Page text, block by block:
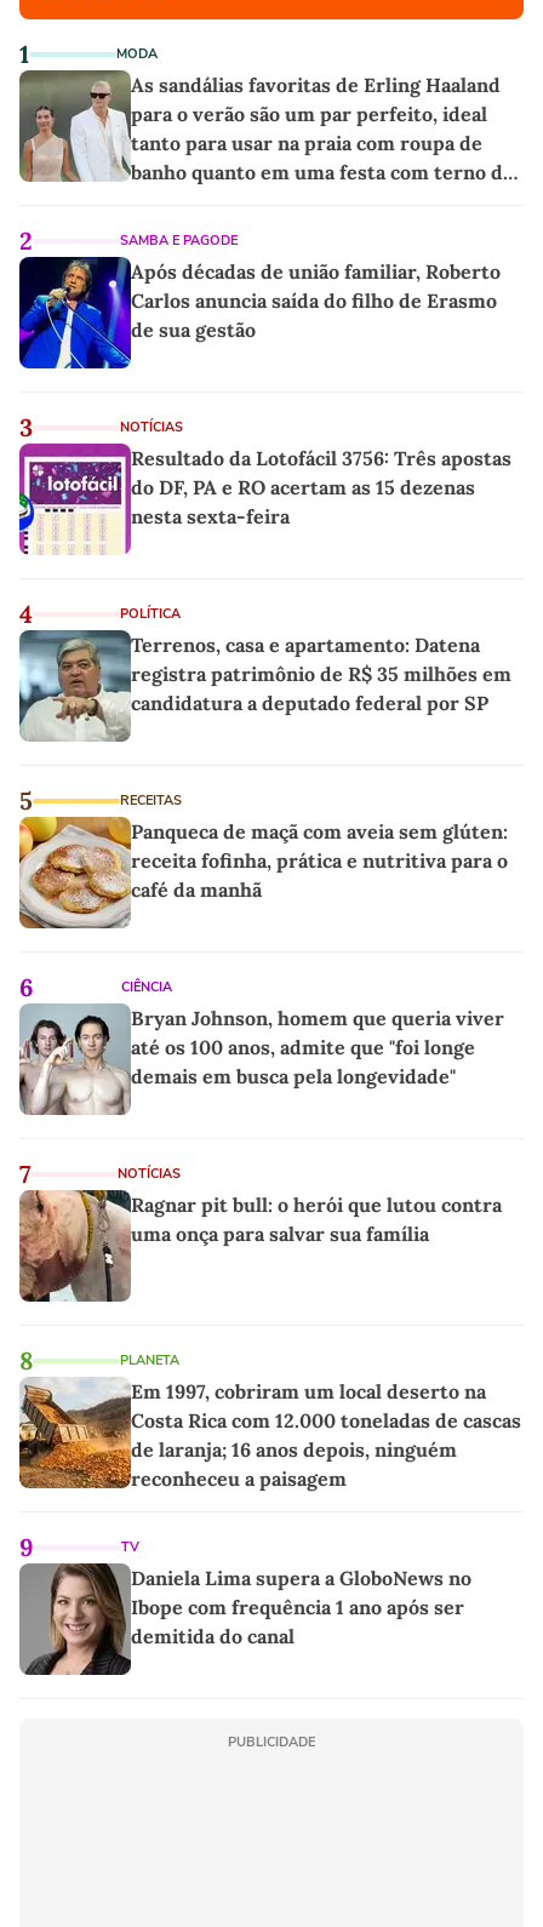
1 MODA
As sandálias favoritas de Erling Haaland
para o verão são um par perfeito, ideal
tanto para usar na praia com roupa de
banho quanto em uma festa com terno de
2 SAMBA E PAGODE
Após décadas de união familiar, Roberto
Carlos anuncia saída do filho de Erasmo
de sua gestão
3 NOTÍCIAS
Resultado da Lotofácil 3756: Três apostas
do DF, PA e RO acertam as 15 dezenas
nesta sexta-feira
4 POLÍTICA
Terrenos, casa e apartamento: Datena
registra patrimônio de R$ 35 milhões em
candidatura a deputado federal por SP
5 RECEITAS
Panqueca de maçã com aveia sem glúten:
receita fofinha, prática e nutritiva para o
café da manhã
6 CIÊNCIA
Bryan Johnson, homem que queria viver
até os 100 anos, admite que "foi longe
demais em busca pela longevidade"
7 NOTÍCIAS
Ragnar pit bull: o herói que lutou contra
uma onça para salvar sua família
8 PLANETA
Em 1997, cobriram um local deserto na
Costa Rica com 12.000 toneladas de cascas
de laranja; 16 anos depois, ninguém
reconheceu a paisagem
9 TV
Daniela Lima supera a GloboNews no
Ibope com frequência 1 ano após ser
demitida do canal
PUBLICIDADE